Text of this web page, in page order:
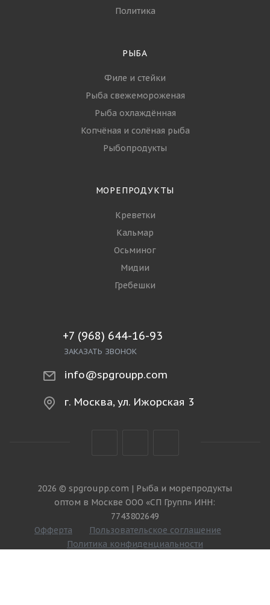
Политика
РЫБА
Филе и стейки
Рыба свежемороженая
Рыба охлаждённая
Копчёная и солёная рыба
Рыбопродукты
МОРЕПРОДУКТЫ
Креветки
Кальмар
Осьминог
Мидии
Гребешки
+7 (968) 644-16-93
ЗАКАЗАТЬ ЗВОНОК
info@spgroupp.com
г. Москва, ул. Ижорская 3
2026 © spgroupp.com | Рыба и морепродукты
оптом в Москве ООО «СП Групп» ИНН:
7743802649
Офферта
Пользовательское соглашение
Политика конфиденциальности